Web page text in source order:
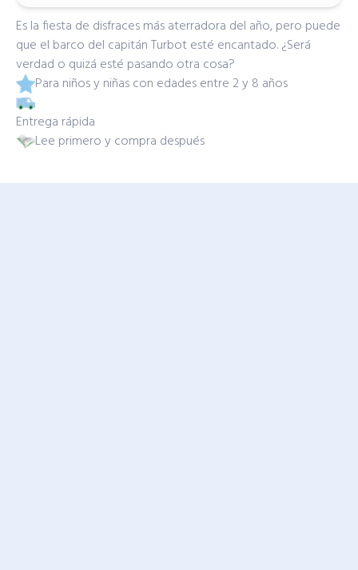
Es la fiesta de disfraces más aterradora del año, pero puede
que el barco del capitán Turbot esté encantado. ¿Será
verdad o quizá esté pasando otra cosa?
Para niños y niñas con edades entre 2 y 8 años
Entrega rápida
Lee primero y compra después